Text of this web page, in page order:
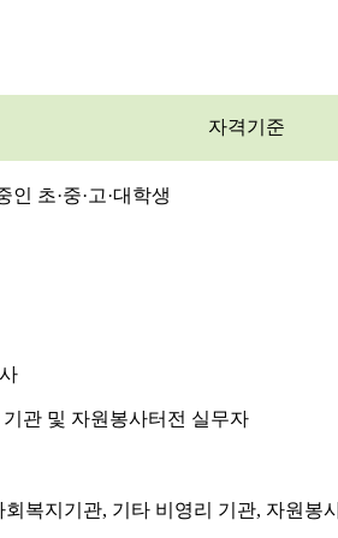
자격기준
초·중·고·대학생
관 및 자원봉사터전 실무자
복지기관, 기타 비영리 기관, 자원봉